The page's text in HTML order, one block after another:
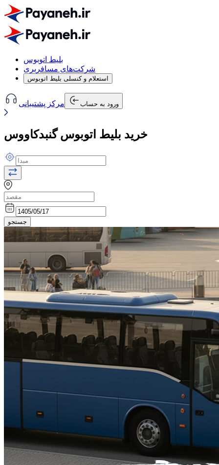
بلیط اتوبوس
شرکت‌های مسافربری
استعلام و کنسلی بلیط اتوبوس
مرکز پشتیبانی ورود به حساب
خرید بلیط اتوبوس گنبدکاووس
جستجو